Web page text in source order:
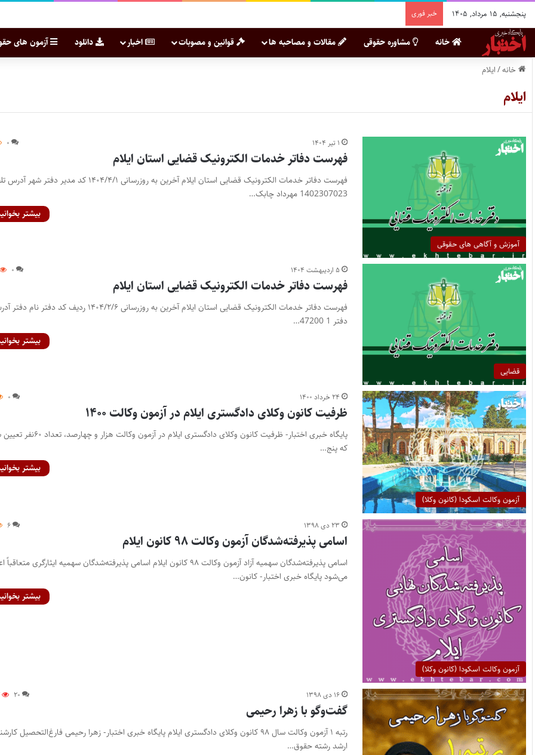
پنجشنبه, ۱۵ مرداد, ۱۴۰۵ خبر فوری
خانه مشاوره حقوقی مقالات و مصاحبه ها قوانین و مصوبات اخبار دانلود آزمون های
خانه/ایلام
ایلام
آموزش و آگاهی های حقوقی
۱ تیر ۱۴۰۴ ۰
فهرست دفاتر خدمات الکترونیک قضایی استان ایلام
فهرست دفاتر خدمات الکترونیک قضایی استان ایلام آخرین به روزرسانی ۱۴۰۴/۴/۱ کد مدیر دفتر
1402307023 مهرداد چابک…
بیشتر
قضایی
۵ اردیبهشت ۱۴۰۴ ۰
فهرست دفاتر خدمات الکترونیک قضایی استان ایلام
فهرست دفاتر خدمات الکترونیک قضایی استان ایلام آخرین به روزرسانی ۱۴۰۴/۲/۶ ردیف کد دفتر
دفتر 1 47200…
بیشتر
آزمون وکالت اسکودا (کانون وکلا)
۲۴ خرداد ۱۴۰۰ ۰
ظرفیت کانون وکلای دادگستری ایلام در آزمون وکالت ۱۴۰۰
پایگاه خبری اختبار- ظرفیت کانون وکلای دادگستری ایلام در آزمون وکالت هزار و
که پنج…
بیشتر
آزمون وکالت اسکودا (کانون وکلا)
۲۳ دی ۱۳۹۸ ۶
اسامی پذیرفته‌شدگان آزمون وکالت ۹۸ کانون ایلام
اسامی پذیرفته‌شدگان سهمیه آزاد آزمون وکالت ۹۸ کانون ایلام اسامی پذیرفته‌شدگان سهمیه ایثارگری
می‌شود پایگاه خبری اختبار- کانون…
بیشتر
۱۶ دی ۱۳۹۸ ۲۰
گفت‌وگو با زهرا رحیمی
رتبه ۱ آزمون وکالت سال ۹۸ کانون وکلای دادگستری ایلام پایگاه خبری اختبار- زهرا رحیمی فارغ‌التحصیل
ارشد رشته حقوق…